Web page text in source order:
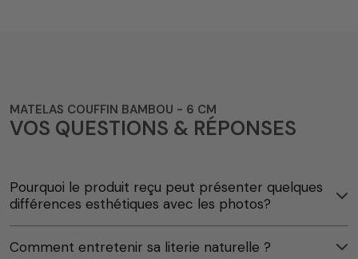
MATELAS COUFFIN BAMBOU - 6 CM
VOS QUESTIONS & RÉPONSES
Pourquoi le produit reçu peut présenter quelques
différences esthétiques avec les photos?
Comment entretenir sa literie naturelle ?